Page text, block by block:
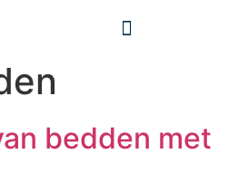
bedden met